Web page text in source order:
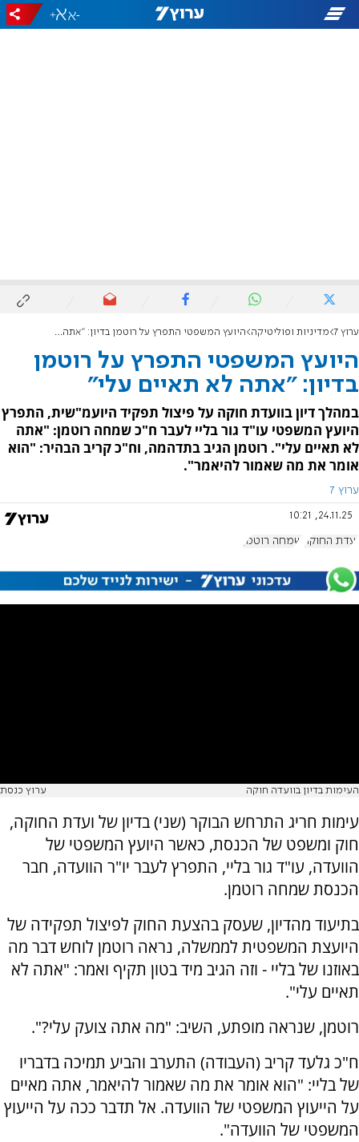
-
+
ערוץ 7 מדיניות ופוליטיקה היועץ המשפטי התפרץ על רוטמן בדיון: "אתה לא תאיים עלי"
היועץ המשפטי התפרץ על רוטמן
בדיון: "אתה לא תאיים עלי"
במהלך דיון בוועדת חוקה על פיצול תפקיד היועמ"שית, התפרץ
היועץ המשפטי עו"ד גור בליי לעבר ח"כ שמחה רוטמן: "אתה
לא תאיים עלי". רוטמן הגיב בתדהמה, וח"כ קריב הבהיר: "הוא
אומר את מה שאמור להיאמר".
ערוץ 7
24.11.25, 10:21
ועדת החוקה שמחה רוטמן
העימות בדיון בוועדה חוקה ערוץ כנסת
עימות חריג התרחש הבוקר (שני) בדיון של ועדת החוקה,
חוק ומשפט של הכנסת, כאשר היועץ המשפטי של
הוועדה, עו"ד גור בליי, התפרץ לעבר יו"ר הוועדה, חבר
הכנסת שמחה רוטמן.
בתיעוד מהדיון, שעסק בהצעת החוק לפיצול תפקידה של
היועצת המשפטית לממשלה, נראה רוטמן לוחש דבר מה
באוזנו של בליי - וזה הגיב מיד בטון תקיף ואמר: "אתה לא
תאיים עלי".
רוטמן, שנראה מופתע, השיב: "מה אתה צועק עלי?".
ח"כ גלעד קריב (העבודה) התערב והביע תמיכה בדבריו
של בליי: "הוא אומר את מה שאמור להיאמר, אתה מאיים
על הייעוץ המשפטי של הוועדה. אל תדבר ככה על הייעוץ
המשפטי של הוועדה".